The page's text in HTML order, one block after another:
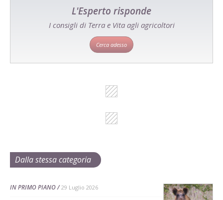
L'Esperto risponde
I consigli di Terra e Vita agli agricoltori
Cerca adesso
Dalla stessa categoria
IN PRIMO PIANO 29 Luglio 2026